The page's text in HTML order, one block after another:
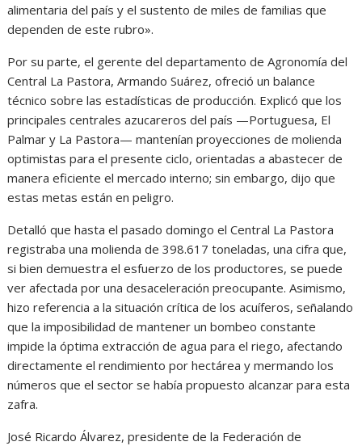
alimentaria del país y el sustento de miles de familias que
dependen de este rubro».
Por su parte, el gerente del departamento de Agronomía del
Central La Pastora, Armando Suárez, ofreció un balance
técnico sobre las estadísticas de producción. Explicó que los
principales centrales azucareros del país —Portuguesa, El
Palmar y La Pastora— mantenían proyecciones de molienda
optimistas para el presente ciclo, orientadas a abastecer de
manera eficiente el mercado interno; sin embargo, dijo que
estas metas están en peligro.
Detalló que hasta el pasado domingo el Central La Pastora
registraba una molienda de 398.617 toneladas, una cifra que,
si bien demuestra el esfuerzo de los productores, se puede
ver afectada por una desaceleración preocupante. Asimismo,
hizo referencia a la situación crítica de los acuíferos, señalando
que la imposibilidad de mantener un bombeo constante
impide la óptima extracción de agua para el riego, afectando
directamente el rendimiento por hectárea y mermando los
números que el sector se había propuesto alcanzar para esta
zafra.
José Ricardo Álvarez, presidente de la Federación de